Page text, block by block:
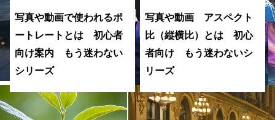
写真や動画で使われるポ
ートレートとは 初心者
向け案内 もう迷わない
シリーズ
写真や動画 アスペクト
比（縦横比）とは 初心
者向け もう迷わないシ
リーズ